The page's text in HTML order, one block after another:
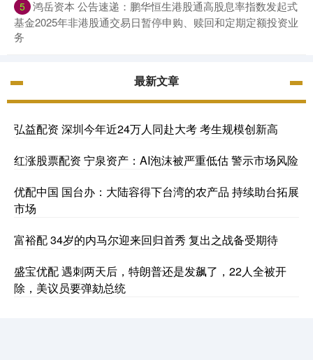
5 鸿岳资本 公告速递：鹏华恒生港股通高股息率指数发起式
基金2025年非港股通交易日暂停申购、赎回和定期定额投资业
务
最新文章
弘益配资 深圳今年近24万人同赴大考 考生规模创新高
红涨股票配资 宁泉资产：AI泡沫被严重低估 警示市场风险
优配中国 国台办：大陆容得下台湾的农产品 持续助台拓展
市场
富裕配 34岁的内马尔迎来回归首秀 复出之战备受期待
盛宝优配 遇刺两天后，特朗普还是发飙了，22人全被开
除，美议员要弹劾总统